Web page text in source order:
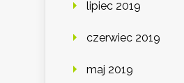
lipiec 2019
czerwiec 2019
maj 2019